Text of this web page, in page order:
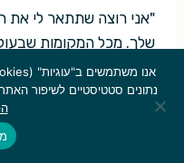
"אני רוצה שתתאר לי את
שלך. מכל המקומות
נכון?"
"היו רק שלושה קברים
נתונים סטטיסטיים לשיפור